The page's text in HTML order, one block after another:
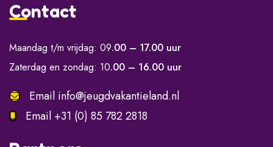
Contact
Maandag t/m vrijdag: 09.00 – 17.00 uur
Zaterdag en zondag: 10.00 – 16.00 uur
Email info@jeugdvakantieland.nl
Email +31 (0) 85 782 2818